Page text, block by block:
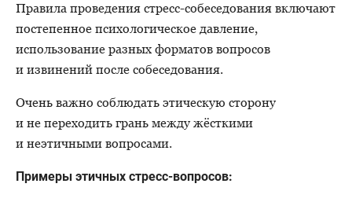
Правила проведения стресс-собеседования включают
постепенное психологическое давление,
использование разных форматов вопросов
и извинений после собеседования.
Очень важно соблюдать этическую сторону
и не переходить грань между жёсткими
и неэтичными вопросами.
Примеры этичных стресс-вопросов: